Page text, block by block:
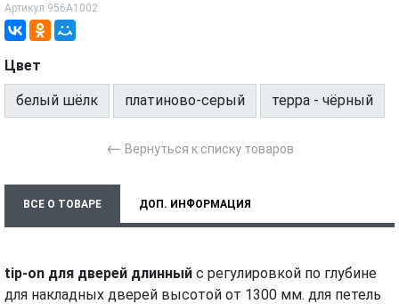
Артикул 956A1002
Цвет
белый шёлк платиново-серый терра - чёрный
← Вернуться к списку товаров
ВСЕ О ТОВАРЕ ДОП. ИНФОРМАЦИЯ
МОНТАЖ И УСТАНОВКА
tip-on для дверей длинный с регулировкой по глубине
для накладных дверей высотой от 1300 мм. для петель